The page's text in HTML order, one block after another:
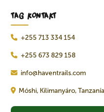
TAG KONTAKT
+255 713 334 154
+255 673 829 158
info@haventrails.com
Móshi, Kilimanyáro, Tanzanía